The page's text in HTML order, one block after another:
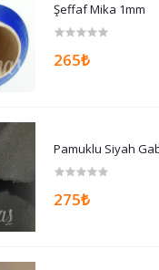
Şeffaf Mika 1mm
265₺
Pamuklu Siyah
275₺